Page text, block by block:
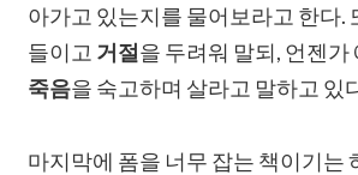
아가고 있는지를 물어보라고 한다.
들이고 거절을 두려워 말되, 언젠가
죽음을 숙고하며 살라고 말하고 있
마지막에 폼을 너무 잡는 책이기는